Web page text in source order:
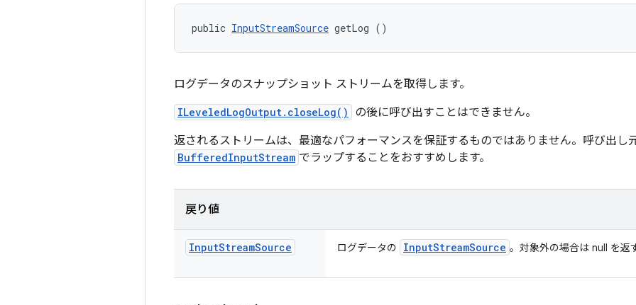
public InputStreamSource getLog ()
ログデータのスナップショット ストリームを取得します。
ILeveledLogOutput.closeLog()
の後に呼び出すことはできません。
返されるストリームは、最適なパフォーマンスを保証するものではありません。呼び出し
BufferedInputStream でラップすることをおすすめします。
戻り値
InputStreamSource ログデータの InputStreamSource 。対象外の場合は null を返